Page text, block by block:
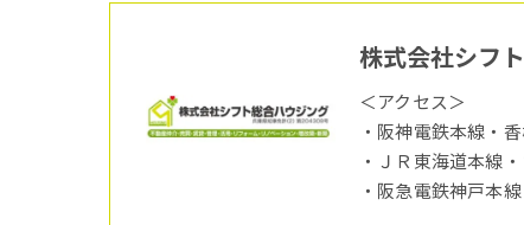
株式会社シフ
＜アクセス＞
・阪神電鉄本線・
・ＪＲ東海道本線
・阪急電鉄神戸本